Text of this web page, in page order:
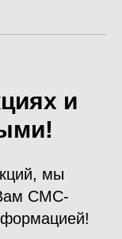
и
мы
СМС-